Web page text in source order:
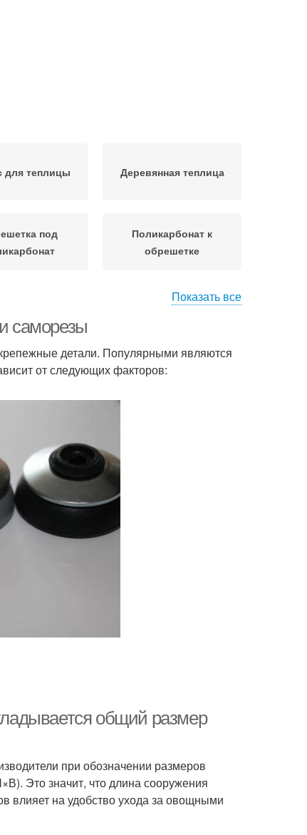
для теплицы Деревянная теплица
под
Поликарбонат к
обрешетке
Парник из
Показать все
саморезы
детали. Популярными являются
от следующих факторов:
общий размер
при обозначении размеров
Это значит, что длина сооружения
влияет на удобство ухода за овощными